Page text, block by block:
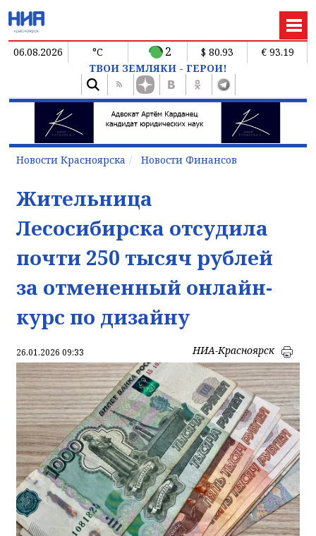
06.08.2026 °C 2 $ 80.93
€ 93.19
ТВОИ ЗЕМЛЯКИ - ГЕРОИ!
Новости Красноярска Новости Финансов
Жительница
Лесосибирска отсудила
почти 250 тысяч рублей
за отмененный онлайн-
курс по дизайну
26.01.2026 09:33 НИА-Красноярск